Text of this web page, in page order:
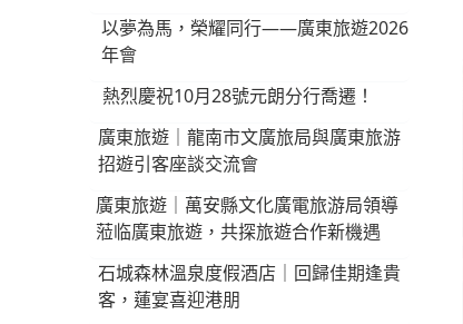
以夢為馬，榮耀同行——廣東旅遊2026
年會
熱烈慶祝10月28號元朗分行喬遷！
廣東旅遊｜龍南市文廣旅局與廣東旅游
招遊引客座談交流會
廣東旅遊｜萬安縣文化廣電旅游局領導
蒞临廣東旅遊，共探旅遊合作新機遇
石城森林溫泉度假酒店｜回歸佳期逢貴
客，蓮宴喜迎港朋